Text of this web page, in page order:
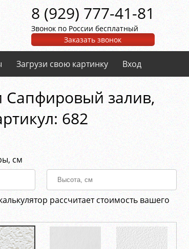
8 (929) 777-41-81
Звонок по России бесплатный
Заказать звонок
Загрузи свою картинку Вход
Сапфировый залив,
682
см
рассчитает стоимость вашего